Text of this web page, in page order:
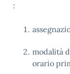
:
modalità
orario